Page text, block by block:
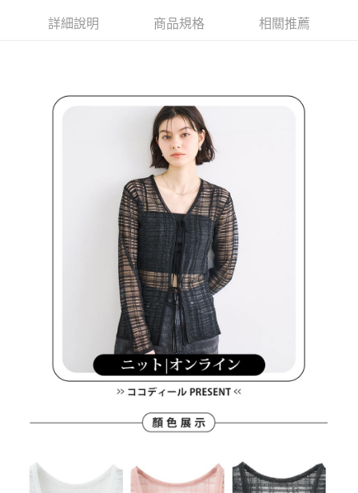
1.本服務係由「台灣大哥大股份有限公司」（以下簡稱本公司）所提供，讓
用戶於交易時，得透過本服務購買商品或服務，並由商店將買賣／分期付款
3.完整用戶服務條款，請詳閱以下連結：https://oppay.tw/userRule
※ 請注意：結帳手續完成當下不需立刻繳費，但若您需要取消訂單，請聯絡
客戶支援中心」https://netprotections.freshdesk.com/support/home
１．透過由恩沛科技股份有限公司提供之「AFTEE先享後付」服務完成之交
易，需依本服務之必要範圍內提供個人資料，並將交易相關給付款項請求債
權轉讓予恩沛科技股份有限公司。
２．關於個人資料處理事宜，請瀏覽以下網址：
https://aftee.tw/terms/#terms3
３．未成年的使用者請事先徵得法定代理人或監護人之同意方可使用
「AFTEE先享後付」，若未經同意申辦者引起之損失，本公司不負相關責
４．使用「AFTEE先享後付」時，將依據個別帳號之用戶狀況，依本公司即
時審查核予不同之上限額度；若仍有額度不足之情形，本公司將視審查結果
請求用戶進行身份認證。
５．嚴禁一人註冊多個帳號或使用他人資訊註冊。若發現惡意使用之情形，
恩沛科技股份有限公司將有權停止該用戶之使用額度並採取法律行動。
萊爾富取貨付款
詳細說明 商品規格 相關推薦